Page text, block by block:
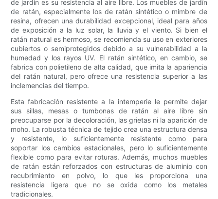
de jardín es su resistencia al aire libre. Los muebles de jardín
de ratán, especialmente los de ratán sintético o mimbre de
resina, ofrecen una durabilidad excepcional, ideal para años
de exposición a la luz solar, la lluvia y el viento. Si bien el
ratán natural es hermoso, se recomienda su uso en exteriores
cubiertos o semiprotegidos debido a su vulnerabilidad a la
humedad y los rayos UV. El ratán sintético, en cambio, se
fabrica con polietileno de alta calidad, que imita la apariencia
del ratán natural, pero ofrece una resistencia superior a las
inclemencias del tiempo.
Esta fabricación resistente a la intemperie le permite dejar
sus sillas, mesas o tumbonas de ratán al aire libre sin
preocuparse por la decoloración, las grietas ni la aparición de
moho. La robusta técnica de tejido crea una estructura densa
y resistente, lo suficientemente resistente como para
soportar los cambios estacionales, pero lo suficientemente
flexible como para evitar roturas. Además, muchos muebles
de ratán están reforzados con estructuras de aluminio con
recubrimiento en polvo, lo que les proporciona una
resistencia ligera que no se oxida como los metales
tradicionales.